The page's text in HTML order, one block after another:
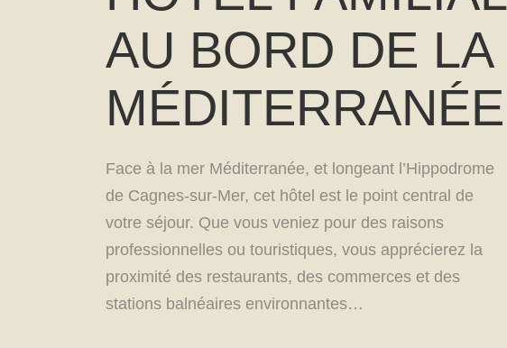
AU BORD DE LA
MÉDITERRANÉE
Face à la mer Méditerranée, et longeant l’Hippodrome
de Cagnes-sur-Mer, cet hôtel est le point central de
votre séjour. Que vous veniez pour des raisons
professionnelles ou touristiques, vous apprécierez la
proximité des restaurants, des commerces et des
stations balnéaires environnantes…